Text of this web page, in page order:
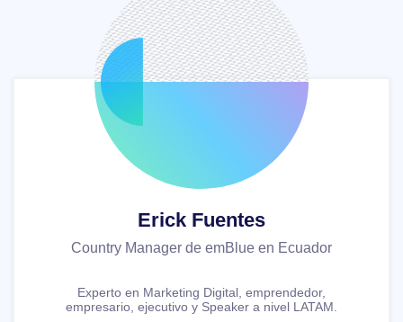
Erick Fuentes
Country Manager de emBlue en Ecuador
Experto en Marketing Digital, emprendedor,
empresario, ejecutivo y Speaker a nivel LATAM.